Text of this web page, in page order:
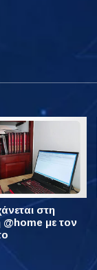
στη
με τον